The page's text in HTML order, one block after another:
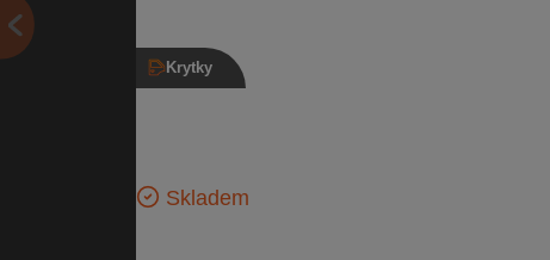
Krytky
Skladem